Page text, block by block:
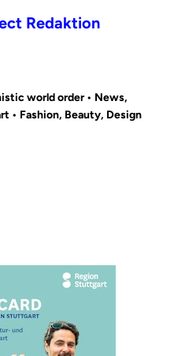
Redaktion
world order • News,
• Fashion, Beauty, Design